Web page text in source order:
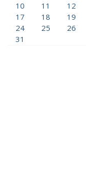
10
11 12
17
18 19
24
25 26
31